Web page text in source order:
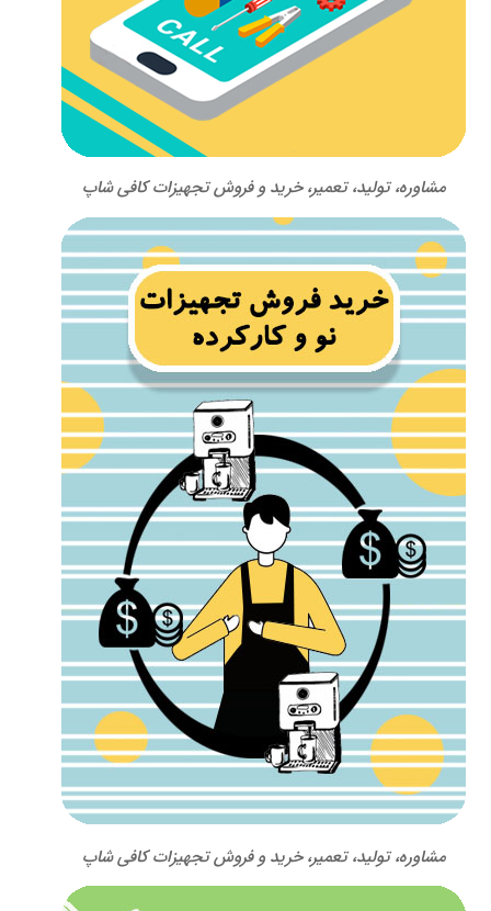
مشاوره، تولید، تعمیر، خرید و فروش تجهیزات کافی شاپ
مشاوره، تولید، تعمیر، خرید و فروش تجهیزات کافی شاپ